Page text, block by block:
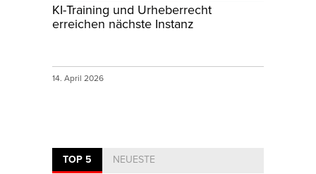
KI-Training und Urheberrecht
erreichen nächste Instanz
14. April 2026
TOP 5 NEUESTE